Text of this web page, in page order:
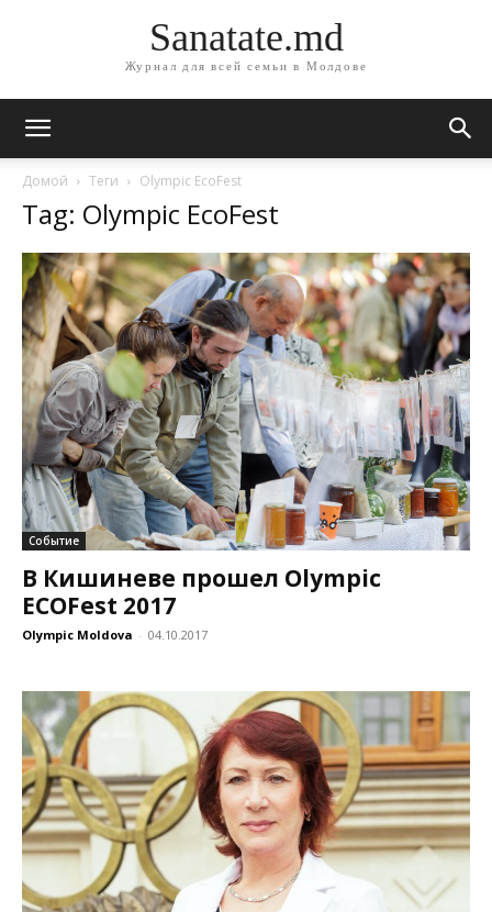
Sanatate.md
Журнал для всей семьи в Молдове
Домой Теги Olympic EcoFest
Tag: Olympic EcoFest
Событие
В Кишиневе прошел Olympic
ECOFest 2017
Olympic Moldova - 04.10.2017